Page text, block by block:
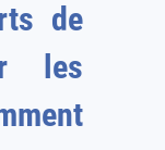
de